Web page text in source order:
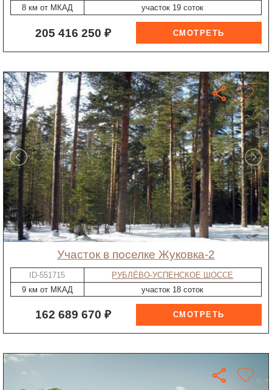
8 км от МКАД
участок 19 соток
205 416 250 ₽
участок в поселке Жуковка-2
ID-551715
РУБЛЁВО-УСПЕНСКОЕ ШОССЕ
9 км от МКАД
участок 18 соток
162 689 670 ₽